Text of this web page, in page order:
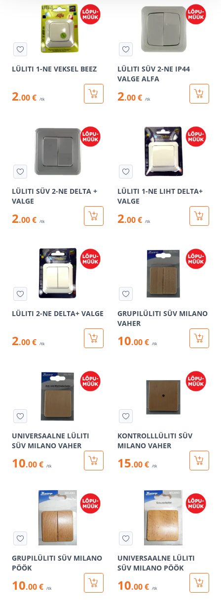
LÜLITI 1-NE VEKSEL BEEZ
2.00 € /tk
LÜLITI SÜV 2-NE IP44
VALGE ALFA
2.00 € /tk
LÜLITI SÜV 2-NE DELTA +
VALGE
2.00 € /tk
LÜLITI 1-NE LIHT DELTA+
VALGE
2.00 € /tk
LÜLITI 2-NE DELTA+ VALGE
2.00 € /tk
GRUPILÜLITI SÜV MILANO
VAHER
10.00 € /tk
UNIVERSAALNE LÜLITI
SÜV MILANO VAHER
10.00 € /tk
KONTROLLLÜLITI SÜV
MILANO VAHER
15.00 € /tk
GRUPILÜLITI SÜV MILANO
PÖÖK
10.00 € /tk
UNIVERSAALNE LÜLITI
SÜV MILANO PÖÖK
10.00 € /tk